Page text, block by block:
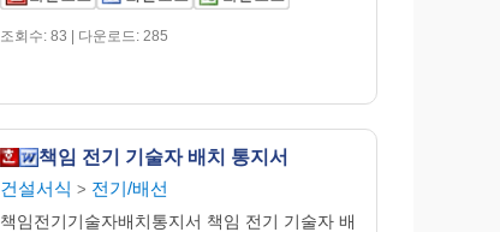
조회수: 83 | 다운로드: 285
책임 전기 기술자 배치 통지서
건설서식 > 전기/배선
책임전기기술자배치통지서 책임 전기 기술자 배